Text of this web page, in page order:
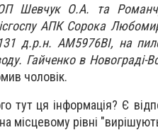
Шевчук О.А. та
АПК Сорока
д.р.н. АМ5976ВІ, на
Гайченко в Новограді-
чоловік.
тут ця інформація? Є
місцевому рівні